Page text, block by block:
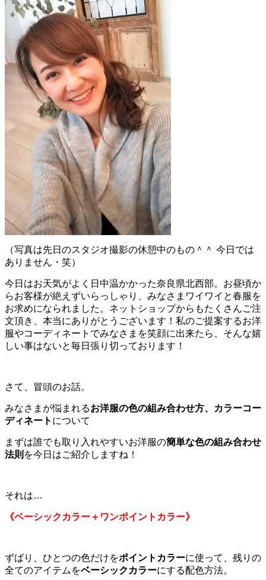
（写真は先日のスタジオ撮影の休憩中のもの＾＾ 今日では
ありません・笑）
今日はお天気がよく日中温かかった奈良県北西部。お昼頃か
らお客様が絶えずいらっしゃり、みなさまワイワイと春服を
お求めになられました。ネットショップからもたくさんご注
文頂き、本当にありがとうございます！私のご提案するお洋
服やコーディネートでみなさまを笑顔に出来たら、そんな嬉
しい事はないと毎日張り切っております！
さて、冒頭のお話。
みなさまが悩まれるお洋服の色の組み合わせ方、カラーコー
ディネート について
まずは誰でも取り入れやすいお洋服の簡単な色の組み合わせ
法則 を今日はご紹介しますね！
それは…
《ベーシックカラー＋ワンポイントカラー》
ずばり、ひとつの色だけをポイントカラーに使って、残りの
全てのアイテムをベーシックカラーにする配色方法。